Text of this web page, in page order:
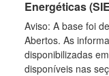
Energéticas
Aviso: A base foi
Abertos. As
disponibilizadas
disponíveis nas